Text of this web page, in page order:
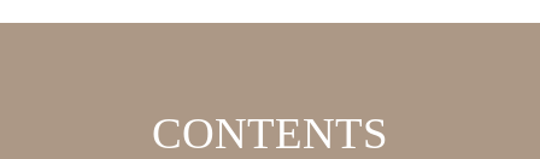
CONTENTS